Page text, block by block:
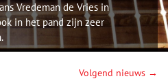
Vredeman de Vries in
in het pand zijn zeer
Volgend nieuws →